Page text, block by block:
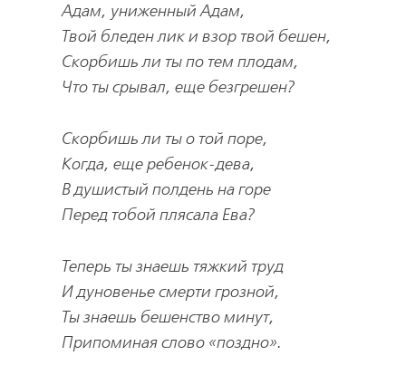
Адам, униженный Адам,
Твой бледен лик и взор твой бешен,
Скорбишь ли ты по тем плодам,
Что ты срывал, еще безгрешен?
Скорбишь ли ты о той поре,
Когда, еще ребенок-дева,
В душистый полдень на горе
Перед тобой плясала Ева?
Теперь ты знаешь тяжкий труд
И дуновенье смерти грозной,
Ты знаешь бешенство минут,
Припоминая слово «поздно».